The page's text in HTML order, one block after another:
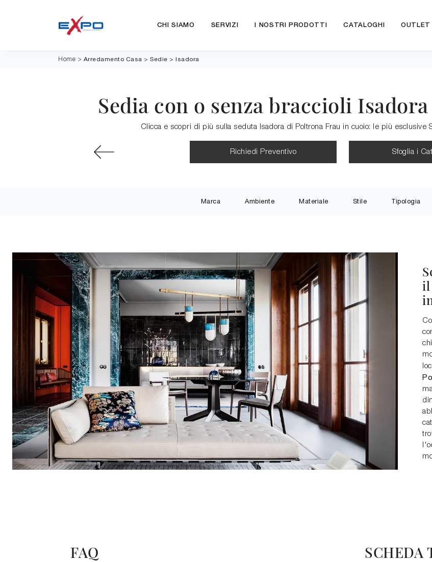
CHI SIAMO SERVIZI I NOSTRI PRODOTTI CATALOGHI OUTLET
Home > Arredamento Casa > Sedie > Isadora
Sedia con o senza braccioli
Clicca e scopri di più sulla seduta Isadora di Poltrona Frau in cuoio: le più esclusive
Richiedi Preventivo Sfoglia i
Marca Ambiente Materiale Stile Tipologia
il
FAQ
SCHEDA